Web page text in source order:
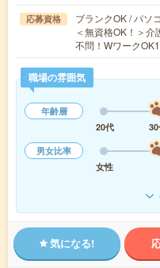
応募資格
ブランクOK / パソ
＜無資格OK！＞
不問！Wワーク
職場の雰囲気
年齢層
20代
男女比率
女性
気になる!